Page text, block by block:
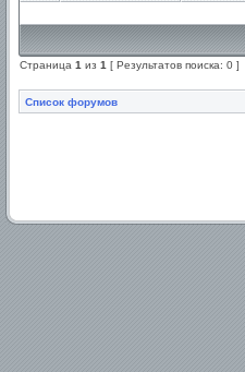
Страница 1 из 1 [ Результатов поиска: 0 ]
Список форумов